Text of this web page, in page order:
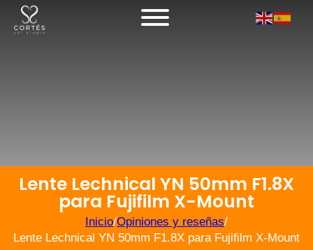
Lente Lechnical YN 50mm F1.8X
para Fujifilm X-Mount
Inicio/Opiniones y reseñas/
Lente Lechnical YN 50mm F1.8X para Fujifilm X-Mount